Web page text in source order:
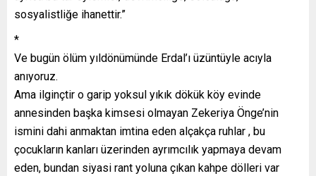
sosyalistliğe ihanettir.”
*
Ve bugün ölüm yıldönümünde Erdal’ı üzüntüyle acıyla
anıyoruz.
Ama ilginçtir o garip yoksul yıkık dökük köy evinde
annesinden başka kimsesi olmayan Zekeriya Önge’nin
ismini dahi anmaktan imtina eden alçakça ruhlar , bu
çocukların kanları üzerinden ayrımcılık yapmaya devam
eden, bundan siyasi rant yoluna çıkan kahpe dölleri var